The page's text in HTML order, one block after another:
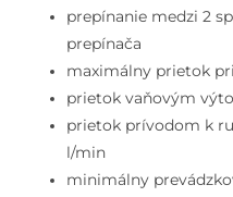
omietku,
matná
čierna
prepínanie medzi 2
prepínača
maximálny prietok
prietok vaňovým
prietok prívodom k
l/min
minimálny